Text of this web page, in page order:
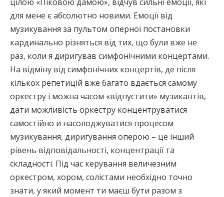
для мене є абсолютно новими. Емоції від
музикування за пультом оперної постановки
кардинально різняться від тих, що були вже не
раз, коли я диригував симфонічними концертами.
На відміну від симфонічних концертів, де після
кількох репетицій вже багато вдається самому
оркестру і можна часом «відпустити» музикантів,
дати можливість оркестру концентруватися
самостійно и насолоджуватися процесом
музикування, диригування оперою – це інший
рівень відповідальності, концентрації та
складності. Під час керування величезним
оркестром, хором, солістами необхідно точно
знати, у який момент ти маєш бути разом з